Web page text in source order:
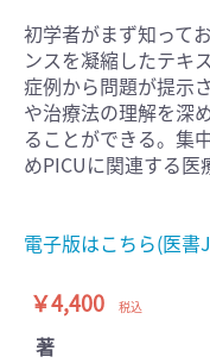
初学者がまず知って
ンスを凝縮したテキ
症例から問題が提示
や治療法の理解を深
ることができる。集
めPICUに関連する医
電子版はこちら(医書
￥4,400 税込
著